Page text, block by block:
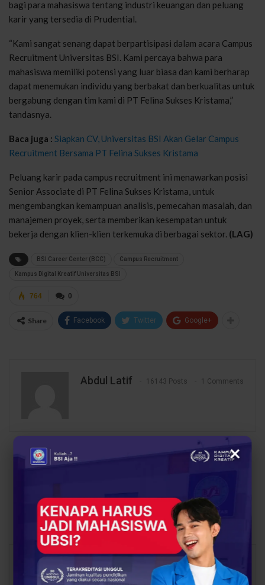
bagi para mahasiswa tentang industri keuangan dan peluang
karir yang tersedia di Prudential.
“Kami sangat senang dapat berpartisipasi dalam acara Campus
Recruitment Universitas BSI. Kami percaya bahwa para
mahasiswa memiliki potensi yang luar biasa dan kami berharap
dapat menemukan individu yang berbakat dan berkualitas untuk
bergabung dengan tim kami di PT Felina Sukses Kristama,”
tandasnya.
Baca juga : Siapkan CV, Universitas BSI Akan Gelar Campus
Recruitment Bersama PT Felina Sukses Kristama
Peluang karir pada campus recruitment ini menawarkan posisi
Senior Associate di PT Felina Sukses Kristama, untuk
mengembangkan kemampuan analisis, pemecahan masalah, dan
manajemen proyek, serta memberikan kesempatan untuk
bekerja dengan klien-klien terkemuka di berbagai sektor. (LAG)
BSI Career Center (BCC) Campus Recruitment
Kampus Digital Kreatif Universitas BSI
0
764
Share Facebook Twitter Google+
Abdul Latif 16143 Posts 1 Comments
PREV POST
Resmikan Lapangan
Olahraga Serbaguna
NEXT POST
Pontianak Visualisasi
3D dan AR
All
You Might Also Like
×